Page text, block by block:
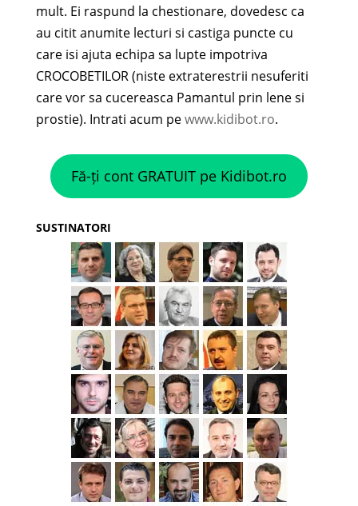
mult. Ei raspund la chestionare, dovedesc ca
au citit anumite lecturi si castiga puncte cu
care isi ajuta echipa sa lupte impotriva
CROCOBETILOR (niste extraterestrii nesuferiti
care vor sa cucereasca Pamantul prin lene si
prostie). Intrati acum pewww.kidibot.ro.
Fă-ți cont GRATUIT pe Kidibot.ro
SUSTINATORI